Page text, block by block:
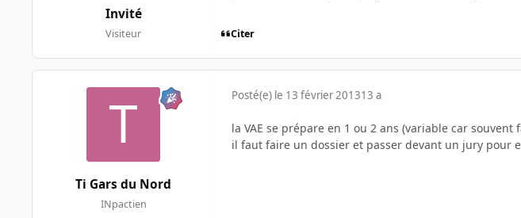
Invité
Visiteur Citer
Ti Gars du Nord
INpactien
Posté(e) le 13 février 201313 a
la VAE se prépare en 1 ou 2 ans (variable car
il faut faire un dossier et passer devant un jury pour